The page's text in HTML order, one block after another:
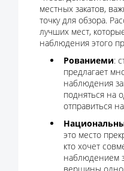
местных закатов,
точку для обзора.
лучших мест,
наблюдения этого
Рованиеми:
предлагает
наблюдения
подняться на
отправиться
это место
кто хочет
наблюдением